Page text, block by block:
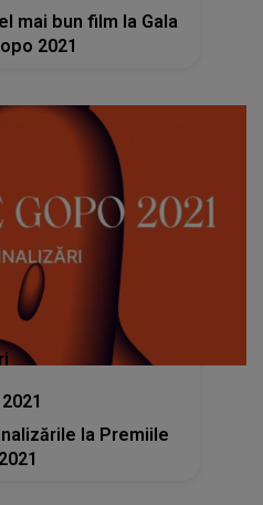
mai bun film la Gala
2021
la Premiile